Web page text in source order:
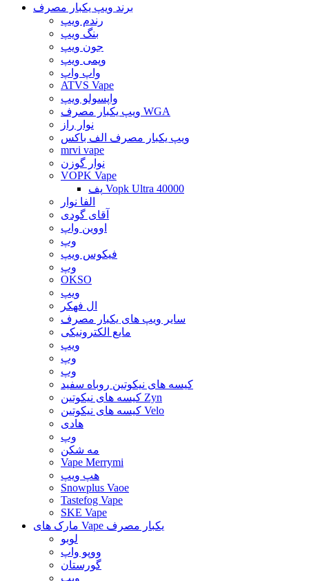
برند ویپ یکبار مصرف
رندم ویپ
بنگ ویپ
جون ویپ
وپمی ویپ
واپ واپ
ATVS Vape
واپسولو ویپ
ویپ یکبار مصرف WGA
نوار راز
ویپ یکبار مصرف الف باکس
mrvi vape
نوار گوزن
VOPK Vape
پف Vopk Ultra 40000
الفا نوار
آقای گودی
اووین واپ
وپ
فیکوس ویپ
وپ
OKSO
ویپ
ال فهکر
سایر ویپ های یکبار مصرف
مایع الکترونیکی
ویپ
وپ
وپ
کیسه های نیکوتین روباه سفید
کیسه های نیکوتین Zyn
کیسه های نیکوتین Velo
هادی
وپ
مه شکن
Vape Merrymi
هپ ویپ
Snowplus Vaoe
Tastefog Vape
SKE Vape
مارک های Vape یکبار مصرف
لوبو
ووپو واپ
گورستان
ویپ